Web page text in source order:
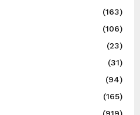
(163)
(106)
(23)
(31)
(94)
(165)
(919)